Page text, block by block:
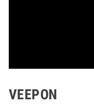
VEEPON